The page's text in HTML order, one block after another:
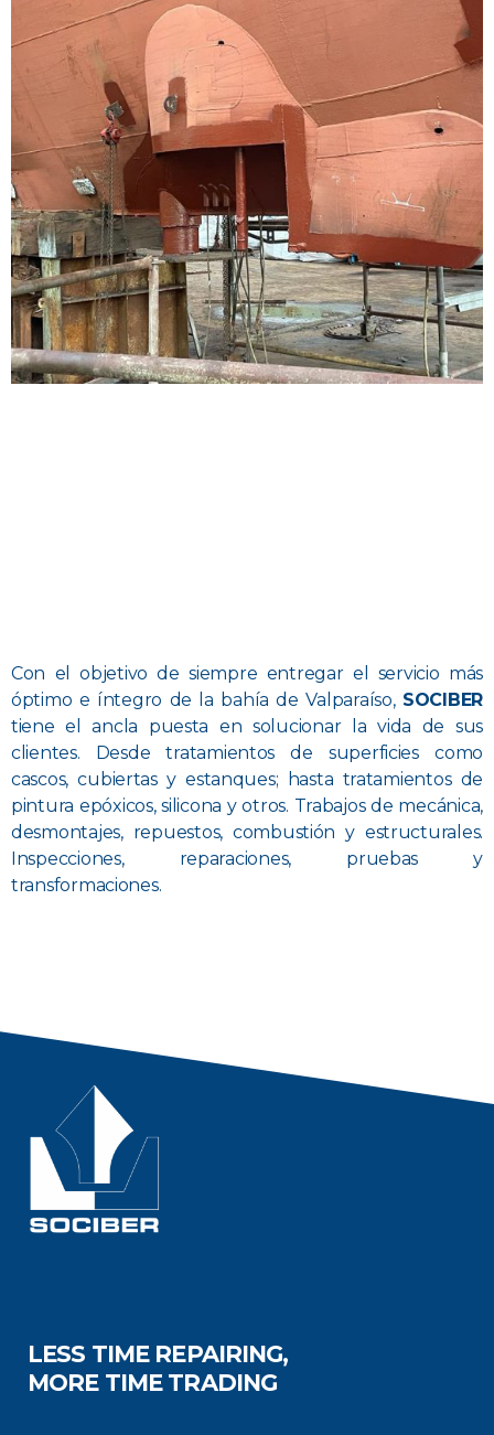
Con el objetivo de siempre entregar el servicio más
óptimo e íntegro de la bahía de Valparaíso, SOCIBER
tiene el ancla puesta en solucionar la vida de sus
clientes. Desde tratamientos de superficies como
cascos, cubiertas y estanques; hasta tratamientos de
pintura epóxicos, silicona y otros. Trabajos de mecánica,
desmontajes, repuestos, combustión y estructurales.
Inspecciones, reparaciones, pruebas y
transformaciones.
LESS TIME REPAIRING,
MORE TIME TRADING